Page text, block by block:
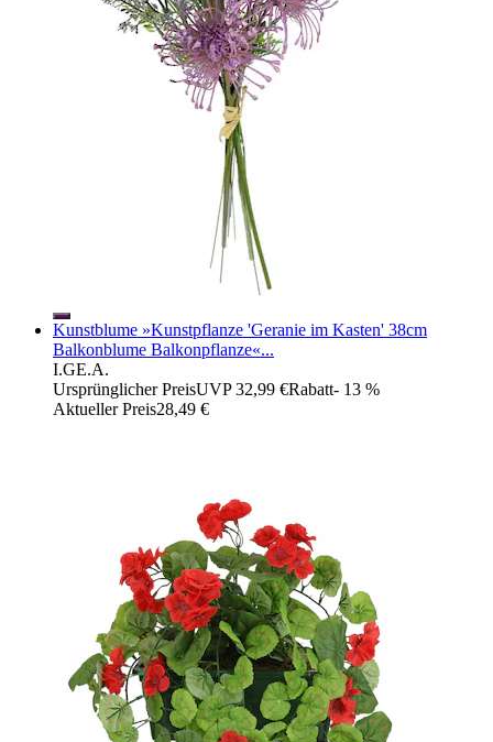
Kunstblume »Kunstpflanze 'Geranie im Kasten' 38cm
Balkonblume Balkonpflanze«...
I.GE.A.
Ursprünglicher PreisUVP 32,99 €Rabatt- 13 %
Aktueller Preis28,49 €